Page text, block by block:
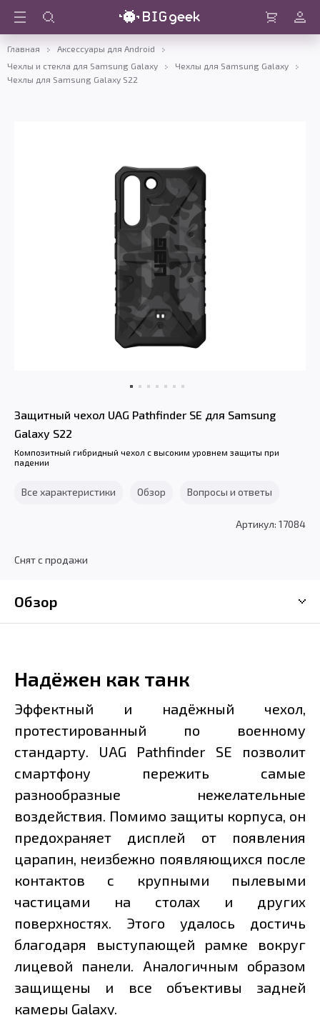
Войти
Главная
Аксессуары для Android
Чехлы и стекла для Samsung Galaxy
Чехлы для Samsung Galaxy
Чехлы для Samsung Galaxy S22
Защитный чехол UAG Pathfinder SE для Samsung
Galaxy S22
Композитный гибридный чехол с высоким уровнем защиты при
падении
Все характеристики Обзор Вопросы и ответы
Артикул: 17084
Снят с продажи
Обзор
Надёжен как танк
Эффектный и надёжный чехол,
протестированный по военному
стандарту. UAG Pathfinder SE позволит
смартфону пережить самые
разнообразные нежелательные
воздействия. Помимо защиты корпуса, он
предохраняет дисплей от появления
царапин, неизбежно появляющихся после
контактов с крупными пылевыми
частицами на столах и других
поверхностях. Этого удалось достичь
благодаря выступающей рамке вокруг
лицевой панели. Аналогичным образом
защищены и все объективы задней
камеры Galaxy.